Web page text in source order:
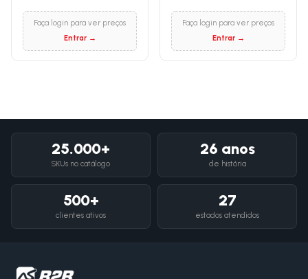
Faça login para ver preços
Entrar →
Faça login para ver preços
Entrar →
25.000+
SKUs no catálogo
26 anos
de história
500+
clientes ativos
27
estados atendidos